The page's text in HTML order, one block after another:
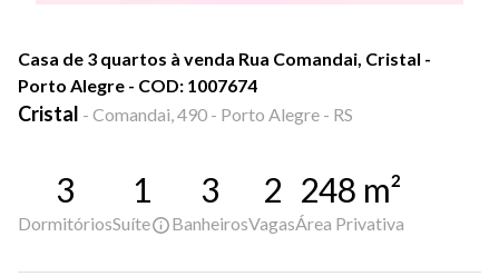
Casa de 3 quartos à venda Rua Comandai, Cristal -
Porto Alegre - COD: 1007674
Cristal - Comandai, 490 - Porto Alegre - RS
3
Dormitórios
1
Suíte
3
Banheiros
2
Vagas
248 m²
Área Privativa